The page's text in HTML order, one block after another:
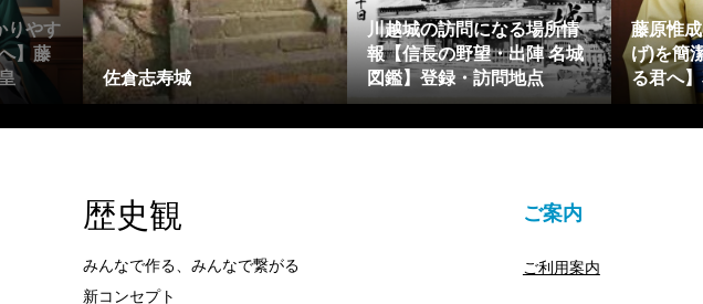
りやす
】藤
佐倉志寿城
川越城の訪問になる場所情
報【信長の野望・出陣 名城
図鑑】登録・訪問地点
藤原惟
げ)を簡
る君へ
歴史観
みんなで作る、みんなで繋がる
新コンセプト
ご案内
ご利用案内